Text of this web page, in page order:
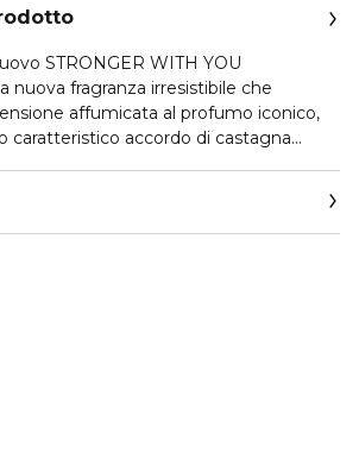
STRONGER WITH YOU
nuova fragranza irresistibile che
affumicata al profumo iconico,
caratteristico accordo di castagna
livello di intensità, che persiste
profumo fortemente coinvolgente
vibrante di mandarino,